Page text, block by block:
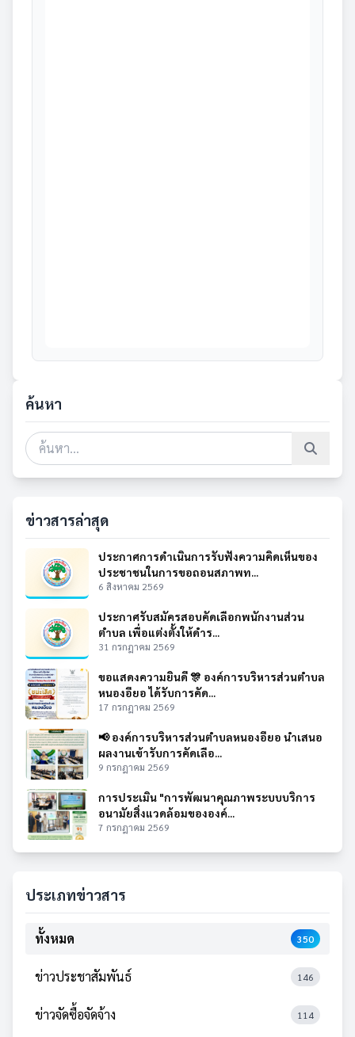
ค้นหา
ข่าวสารล่าสุด
ประกาศการดำเนินการรับฟังความคิดเห็นของ
ประชาชนในการขอถอนสภาพท...
6 สิงหาคม 2569
ประกาศรับสมัครสอบคัดเลือกพนักงานส่วน
ตำบล เพื่อแต่งตั้งให้ดำร...
31 กรกฎาคม 2569
ขอแสดงความยินดี 🎊 องค์การบริหารส่วนตำบล
หนองอียอ ได้รับการคัด...
17 กรกฎาคม 2569
📢 องค์การบริหารส่วนตำบลหนองอียอ นำเสนอ
ผลงานเข้ารับการคัดเลือ...
9 กรกฎาคม 2569
การประเมิน "การพัฒนาคุณภาพระบบบริการ
อนามัยสิ่งแวดล้อมขององค์...
7 กรกฎาคม 2569
ประเภทข่าวสาร
ทั้งหมด 350
ข่าวประชาสัมพันธ์ 146
ข่าวจัดซื้อจัดจ้าง 114